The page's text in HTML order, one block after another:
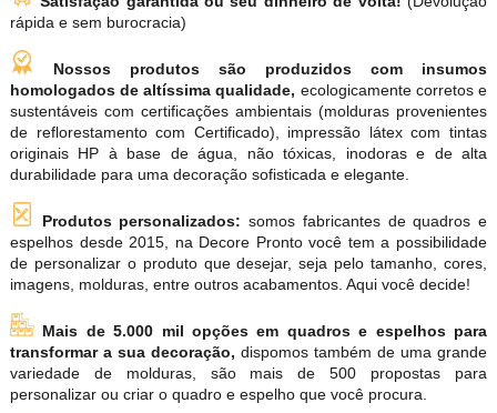
rápida e sem burocracia)
Nossos produtos são produzidos com insumos
homologados de altíssima qualidade, ecologicamente corretos e
sustentáveis com certificações ambientais (molduras provenientes
de reflorestamento com Certificado), impressão látex com tintas
originais HP à base de água, não tóxicas, inodoras e de alta
durabilidade para uma decoração sofisticada e elegante.
Produtos personalizados: somos fabricantes de quadros e
espelhos desde 2015, na Decore Pronto você tem a possibilidade
de personalizar o produto que desejar, seja pelo tamanho, cores,
imagens, molduras, entre outros acabamentos. Aqui você decide!
Mais de 5.000 mil opções em quadros e espelhos para
transformar a sua decoração, dispomos também de uma grande
variedade de molduras, são mais de 500 propostas para
personalizar ou criar o quadro e espelho que você procura.